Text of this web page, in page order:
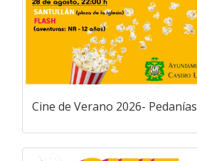
Cine de Verano 2026- Pedanías